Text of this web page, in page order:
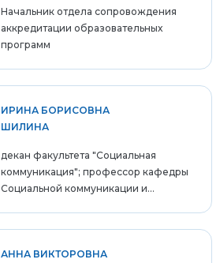
Начальник отдела сопровождения
аккредитации образовательных
программ
ИРИНА БОРИСОВНА
ШИЛИНА
декан факультета "Социальная
коммуникация"; профессор кафедры
Социальной коммуникации и...
АННА ВИКТОРОВНА